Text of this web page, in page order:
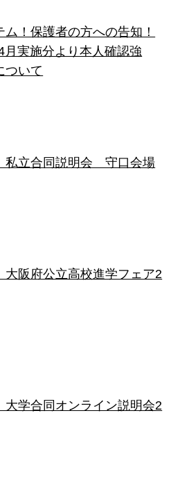
！保護者の方への告知！
実施分より本人確認強
ついて
私立合同説明会 守口会場
大阪府公立高校進学フェア2
学合同オンライン説明会2